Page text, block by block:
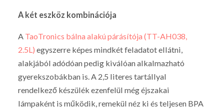
A két eszköz kombinációja
A TaoTronics bálna alakú párásítója (TT-AH038,
2.5L) egyszerre képes mindkét feladatot ellátni,
alakjából adódóan pedig kiválóan alkalmazható
gyerekszobákban is. A 2,5 literes tartállyal
rendelkező készülék ezenfelül még éjszakai
lámpaként is működik, remekül néz ki és teljesen BPA